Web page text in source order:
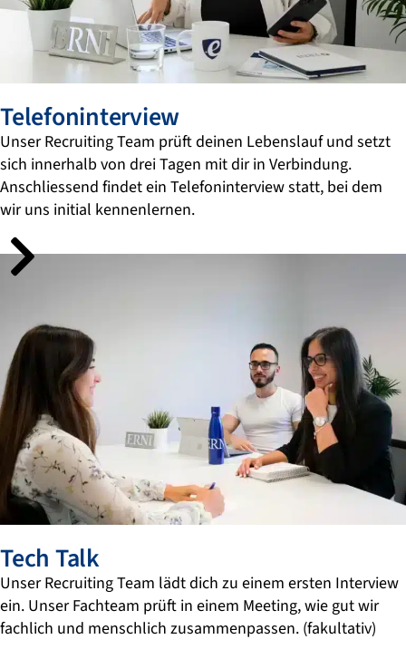
Telefoninterview
Unser Recruiting Team prüft deinen Lebenslauf und setzt
sich innerhalb von drei Tagen mit dir in Verbindung.
Anschliessend findet ein Telefoninterview statt, bei dem
wir uns initial kennenlernen.
Tech Talk
Unser Recruiting Team lädt dich zu einem ersten Interview
ein. Unser Fachteam prüft in einem Meeting, wie gut wir
fachlich und menschlich zusammenpassen. (fakultativ)